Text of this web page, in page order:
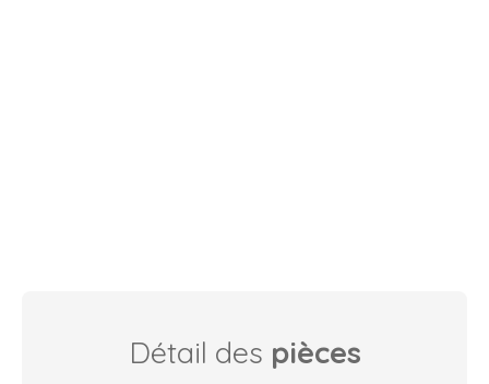
Détail des pièces